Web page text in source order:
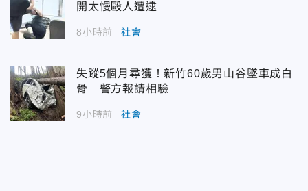
開太慢毆人遭逮
8小時前 社會
失蹤5個月尋獲！新竹60歲男山谷墜車成白
骨 警方報請相驗
9小時前 社會